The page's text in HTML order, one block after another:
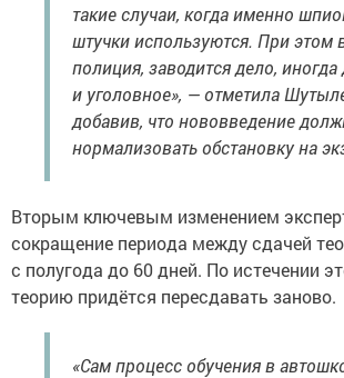
такие случаи, когда именно
штучки используются. При этом
полиция, заводится дело,
и уголовное», — отметила
добавив, что нововведение
нормализовать обстановку на
Вторым ключевым изменением
сокращение периода между сдачей
с полугода до 60 дней. По истечении
теорию придётся пересдавать заново.
«Сам процесс обучения в